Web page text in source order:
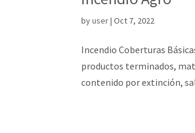
byuser|Oct 7, 2022
Incendio Coberturas
productos terminados,
contenido por extinción,